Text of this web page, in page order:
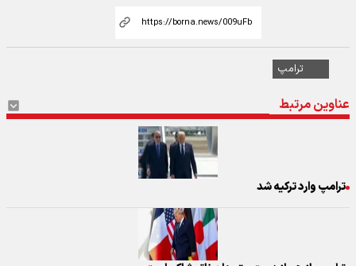
ترامپ
عناوین مرتبط
ترامپ وارد ترکیه شد